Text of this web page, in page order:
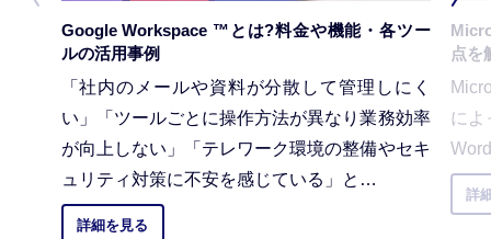
Google Workspace ™とは?料金や機能・各ツー
ルの活用事例
「社内のメールや資料が分散して管理しにく
い」「ツールごとに操作方法が異なり業務効率
が向上しない」「テレワーク環境の整備やセキ
ュリティ対策に不安を感じている」と…
詳細を見る
点を
によ
詳